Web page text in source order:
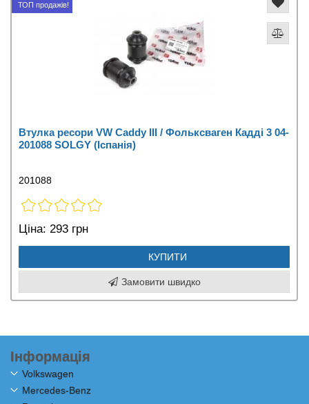
ТОП продажів!
Втулка ресори VW Caddy III / Фольксваген Кадді 3 04-
201088 SOLGY (Іспанія)
201088
Ціна: 293 грн
КУПИТИ
Замовити швидко
Інформація
Volkswagen
Mercedes-Benz